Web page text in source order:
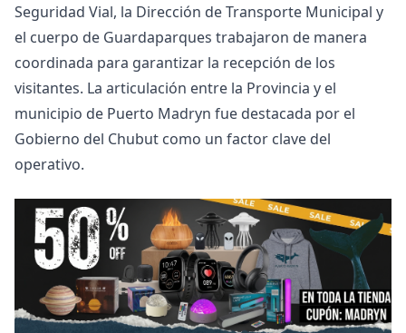
Seguridad Vial, la Dirección de Transporte Municipal y
el cuerpo de Guardaparques trabajaron de manera
coordinada para garantizar la recepción de los
visitantes. La articulación entre la Provincia y el
municipio de Puerto Madryn fue destacada por el
Gobierno del Chubut como un factor clave del
operativo.